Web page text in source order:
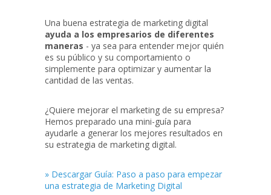
Una buena estrategia de marketing digital
ayuda a los empresarios de diferentes
maneras - ya sea para entender mejor quién
es su público y su comportamiento o
simplemente para optimizar y aumentar la
cantidad de las ventas.
¿Quiere mejorar el marketing de su empresa?
Hemos preparado una mini-guía para
ayudarle a generar los mejores resultados en
su estrategia de marketing digital.
» Descargar Guía: Paso a paso para empezar
una estrategia de Marketing Digital